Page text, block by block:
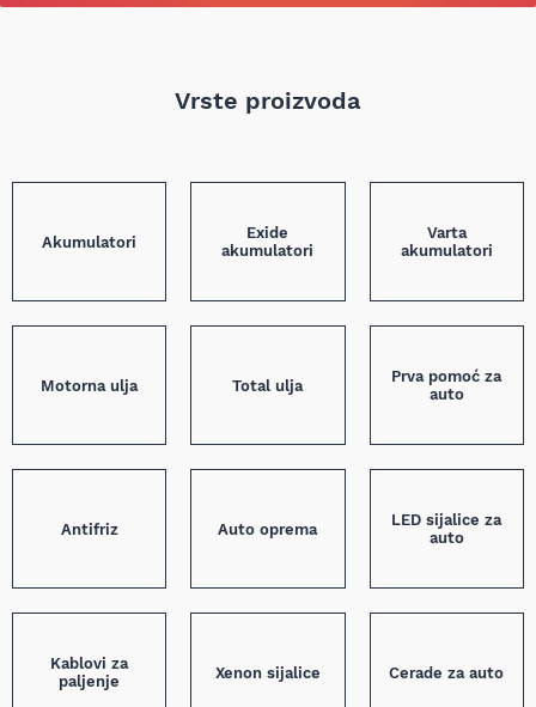
Vrste proizvoda
Akumulatori
Exide
akumulatori
Varta
akumulatori
Motorna ulja Total ulja
Prva pomoć za
auto
Antifriz Auto oprema
LED sijalice za
auto
Kablovi za
paljenje
Xenon sijalice Cerade za auto